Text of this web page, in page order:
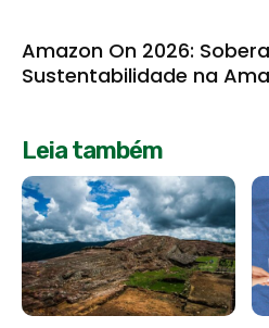
Amazon On 2026:
Sustentabilidade na
Leia também